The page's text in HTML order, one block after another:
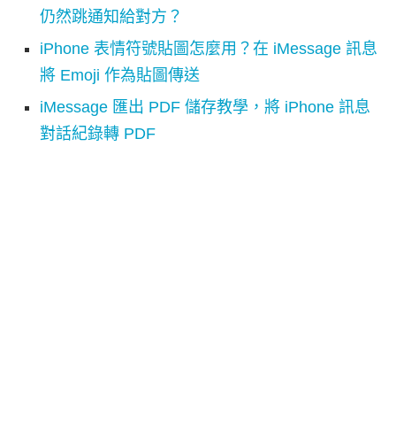
仍然跳通知給對方？
iPhone 表情符號貼圖怎麼用？在 iMessage 訊息
將 Emoji 作為貼圖傳送
iMessage 匯出 PDF 儲存教學，將 iPhone 訊息
對話紀錄轉 PDF